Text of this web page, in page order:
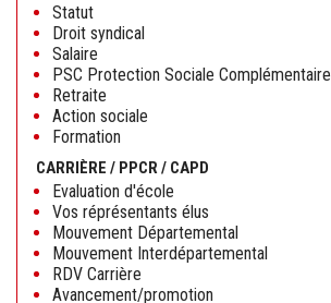
Statut
Droit syndical
Salaire
PSC Protection Sociale Complémentaire
Retraite
Action sociale
Formation
CARRIÈRE / PPCR / CAPD
Evaluation d'école
Vos réprésentants élus
Mouvement Départemental
Mouvement Interdépartemental
RDV Carrière
Avancement/promotion